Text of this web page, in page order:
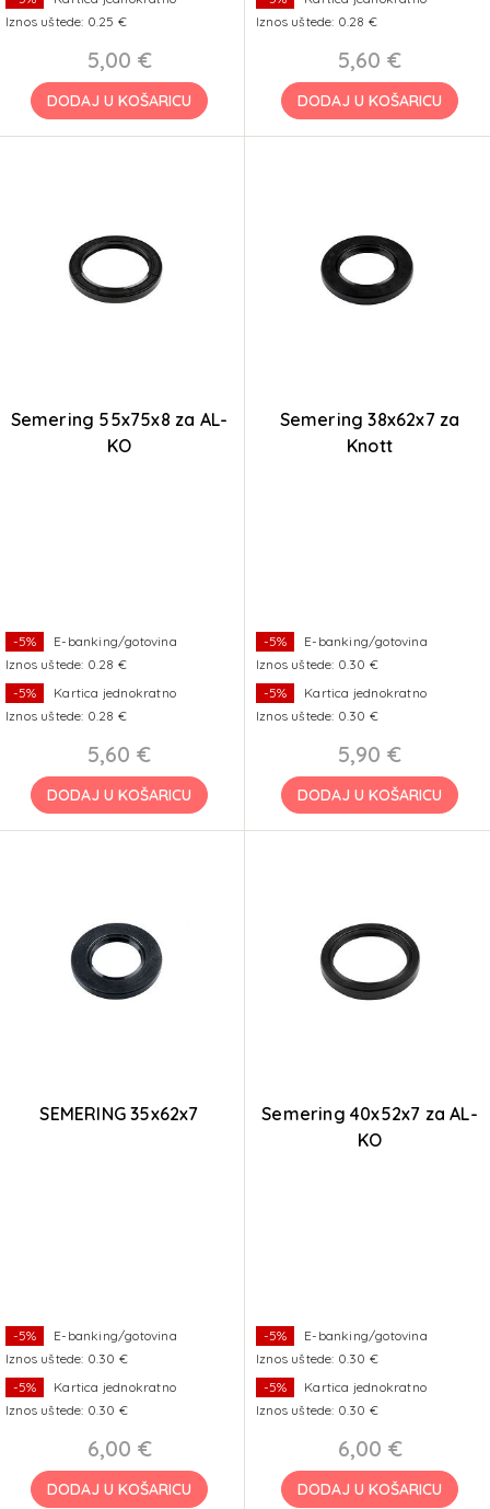
Iznos uštede: 0.25 €
5,00 €
DODAJ U KOŠARICU
Iznos uštede: 0.28 €
5,60 €
DODAJ U KOŠARICU
Semering 55x75x8 za AL-
KO
-5%
E-banking/gotovina
Iznos uštede: 0.28 €
-5%
Kartica jednokratno
Iznos uštede: 0.28 €
5,60 €
DODAJ U KOŠARICU
Semering 38x62x7 za
Knott
-5%
E-banking/gotovina
Iznos uštede: 0.30 €
-5%
Kartica jednokratno
Iznos uštede: 0.30 €
5,90 €
DODAJ U KOŠARICU
SEMERING 35x62x7
-5%
E-banking/gotovina
Iznos uštede: 0.30 €
-5%
Kartica jednokratno
Iznos uštede: 0.30 €
6,00 €
DODAJ U KOŠARICU
Semering 40x52x7 za AL-
KO
-5%
E-banking/gotovina
Iznos uštede: 0.30 €
-5%
Kartica jednokratno
Iznos uštede: 0.30 €
6,00 €
DODAJ U KOŠARICU